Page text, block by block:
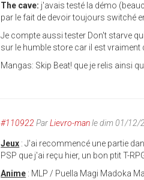
The cave: j'avais testé la démo
par le fait de devoir toujours switché
Je compte aussi tester Don't starve
sur le humble store car il est vraiment
Mangas: Skip Beat! que je relis ainsi
#110922 ParLievro-manle dim 01/12/
Jeux : J'ai recommencé une partie
PSP que j'ai reçu hier, un bon ptit T-
Anime : MLP / Puella Magi Madoka